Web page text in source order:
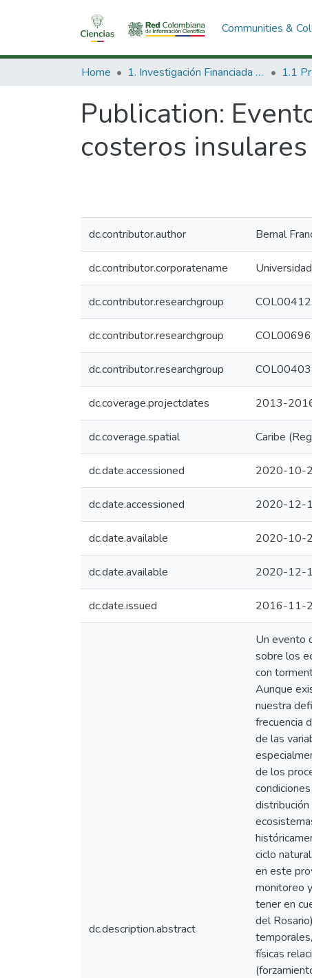
Communities &
Home 1. Investigación Financiada con Recursos Públicos
Publication:
costeros
dc.contributor.author Bernal
dc.contributor.corporatename
dc.contributor.researchgroup
dc.contributor.researchgroup
dc.contributor.researchgroup
dc.coverage.projectdates 2013-
dc.coverage.spatial Caribe
dc.date.accessioned 2020-10-
dc.date.accessioned 2020-12-
dc.date.available 2020-10-
dc.date.available 2020-12-
dc.date.issued 2016-11-
dc.description.abstract
Un evento
sobre los
con
Aunque
nuestra
frecuencia
de las
de los
ciclo
en este
monitoreo
tener en
del
físicas